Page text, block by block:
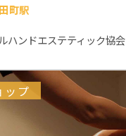
町駅
ハンドエステティック協会
ップ